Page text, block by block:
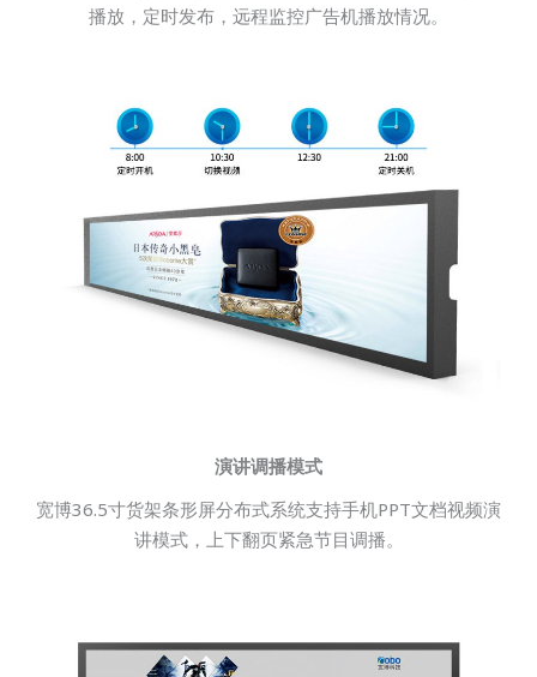
播放，定时发布，远程监控广告机播放情况。
演讲调播模式
宽博36.5寸货架条形屏分布式系统支持手机PPT文档视频演
讲模式，上下翻页紧急节目调播。